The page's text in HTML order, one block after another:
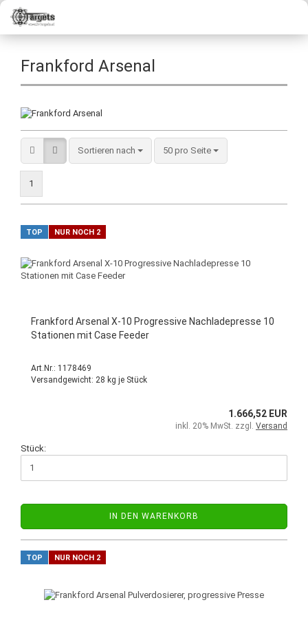
Frankford Arsenal
Sortieren nach 50 pro Seite
1
TOP NUR NOCH 2
Frankford Arsenal X-10 Progressive Nachladepresse 10
Stationen mit Case Feeder
Art.Nr.: 1178469
Versandgewicht: 28 kg je Stück
1.666,52 EUR
inkl. 20% MwSt. zzgl. Versand
Stück:
IN DEN WARENKORB
TOP NUR NOCH 2